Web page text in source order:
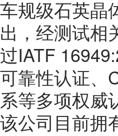
车规级石英晶
出，经测试相
过IATF
可靠性认证、
系等多项权威
该公司目前拥